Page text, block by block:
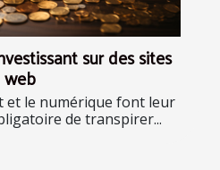
sur des sites
web
et le numérique font leur
de transpirer...